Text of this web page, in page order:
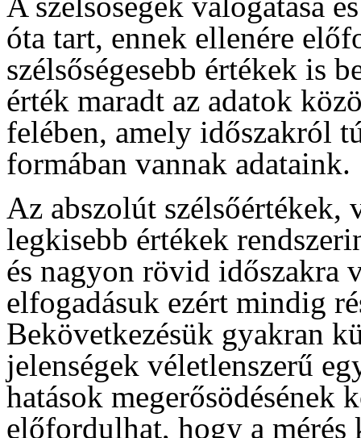
óta tart, ennek ellenére
szélsőségesebb értékek is
érték maradt az adatok
felében, amely időszakról
formában vannak adataink.
Az abszolút szélsőértékek,
legkisebb értékek
és nagyon rövid időszakra
elfogadásuk ezért mindig
Bekövetkezésük gyakran
jelenségek véletlenszerű
hatások megerősödésének
előfordulhat, hogy a